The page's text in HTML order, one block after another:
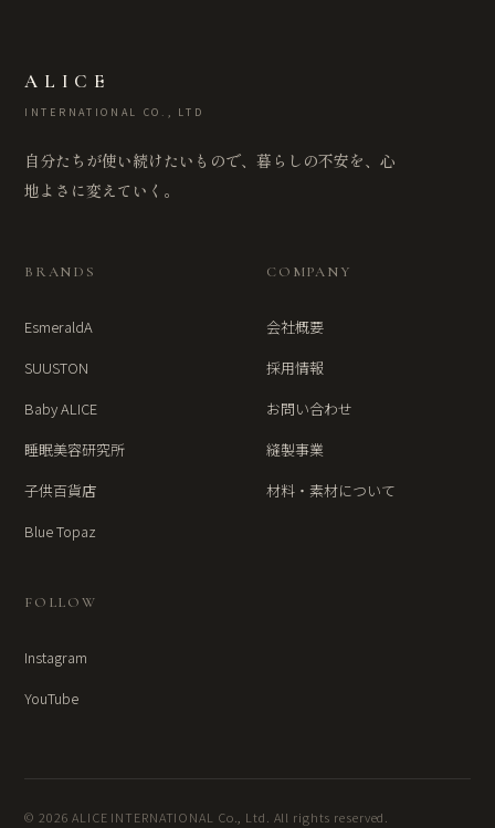
ALICE
INTERNATIONAL CO., LTD
自分たちが使い続けたいもので、暮らしの不安を、心
地よさに変えていく。
BRANDS
EsmeraldA
SUUSTON
Baby ALICE
睡眠美容研究所
子供百貨店
Blue Topaz
COMPANY
会社概要
採用情報
お問い合わせ
縫製事業
材料・素材について
FOLLOW
Instagram
YouTube
© 2026 ALICE INTERNATIONAL Co., Ltd. All rights reserved.